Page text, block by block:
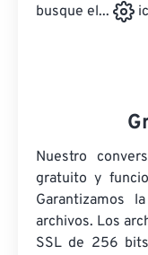
busque el...
Nuestro
gratuito y
Garantizamos
archivos. Los
SSL de 256